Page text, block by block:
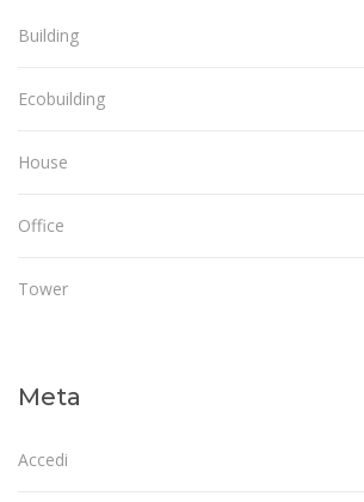
Building
Ecobuilding
House
Office
Tower
Meta
Accedi